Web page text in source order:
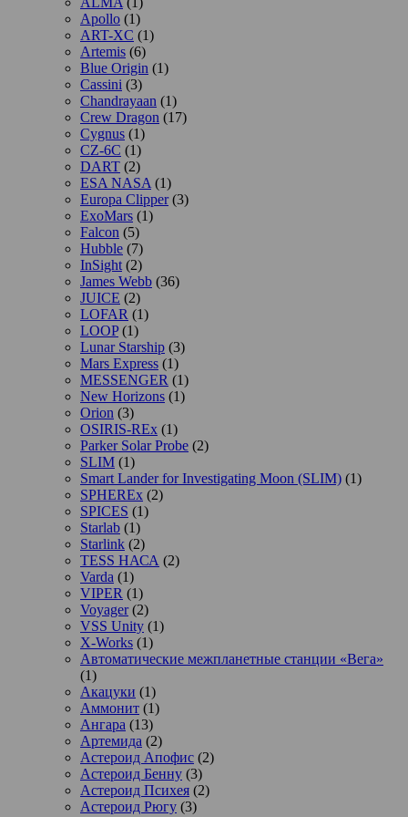
Apollo (1)
ART-XC (1)
Artemis (6)
Blue Origin (1)
Cassini (3)
Chandrayaan (1)
Crew Dragon (17)
Cygnus (1)
CZ-6C (1)
DART (2)
ESA NASA (1)
Europa Clipper(3)
ExoMars (1)
Falcon (5)
Hubble (7)
InSight (2)
James Webb (36)
JUICE (2)
LOFAR (1)
LOOP(1)
Lunar Starship (3)
Mars Express (1)
MESSENGER (1)
New Horizons (1)
Orion (3)
OSIRIS-REx (1)
Parker Solar Probe (2)
SLIM (1)
Smart Lander for Investigating Moon (SLIM) (1)
SPHEREx (2)
SPICES (1)
Starlab (1)
Starlink (2)
TESS НАСА (2)
Varda (1)
VIPER (1)
Voyager(2)
VSS Unity (1)
X-Works (1)
Автоматические межпланетные станции «Вега»
(1)
Акацуки (1)
Аммонит (1)
Ангара (13)
Артемида (2)
Астероид Апофис (2)
Астероид Бенну (3)
Астероид Психея (2)
Астероид Рюгу (3)